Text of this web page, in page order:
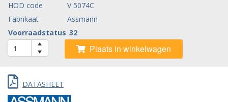
HOD code
V 5074C
Fabrikaat
Assmann
Voorraadstatus 32
Plaats in winkelwagen
DATASHEET